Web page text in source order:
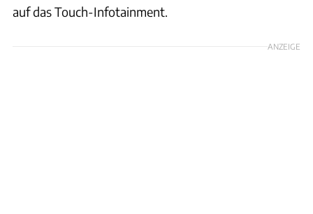
auf das Touch-Infotainment.
ANZEIGE